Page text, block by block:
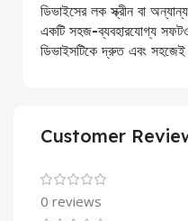
ডিভাইসের লক স্ক্রীন বা
একটি সহজ-ব্যবহারযোগ্য
ডিভাইসটিকে দ্রুত এবং
Customer
0 reviews